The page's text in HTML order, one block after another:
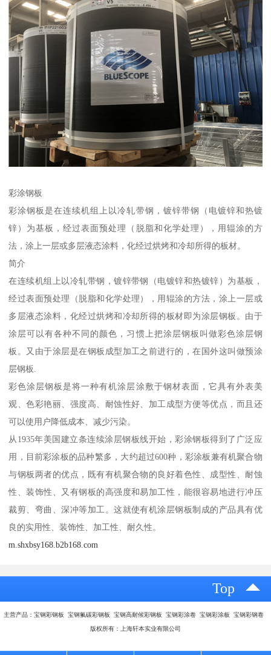
彩涂钢板
彩涂钢板是在连续机组上以冷轧带钢，镀锌带钢（电镀锌和热镀
锌）为基板，经过表面预处理（脱脂和化学处理），用辊涂的方
法，涂上一层或多层液态涂料，化经过烘烤和冷却所得的板材。
简介
在连续机组上以冷轧带钢，镀锌带钢（电镀锌和热镀锌）为基板，
经过表面预处理（脱脂和化学处理），用辊涂的方法，涂上一层或
多层液态涂料，化经过烘烤和冷却所得的板材即为涂层钢板。由于
涂层可以有各种不同的颜色，习惯上把涂层钢板叫做彩色涂层钢
板。又由于涂层是在钢板成型加工之前进行的，在国外这叫做预涂
层钢板.
彩色涂层钢板是将一种有机涂层涂敷于钢材表面，它具有外表美
观、色彩艳丽、强度高、耐蚀性好、加工成型方便等优点，而且还
可以使用户降低成本、减少污染。
从1935年美国建立条连续涂层钢板线开始，彩涂钢板得到了广泛应
用，目前彩涂板的品种繁多，大约超过600种，彩涂板兼有机聚合物
与钢板两者的优点，既有有机聚合物的良好着色性、成型性、耐蚀
性、装饰性、又有钢板的高强度和易加工性，能很容易地进行冲压
裁剪、弯曲、深冲等加工。这就使有机涂层钢板制成的产品具有优
良的实用性、装饰性、加工性、耐久性。
m.shxbsy168.b2b168.com
Top
主营产品：宝钢彩钢板 宝钢氟碳彩钢板 宝钢高耐候彩钢板 宝钢彩涂卷 宝钢彩涂板 宝钢彩钢卷
版权所有：上海轩本实业有限公司